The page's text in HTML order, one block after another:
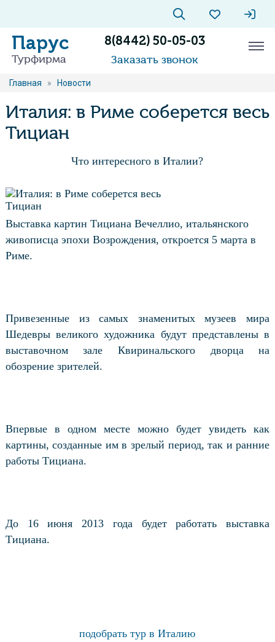
Парус
Турфирма
8(8442) 50-05-03
Заказать звонок
Главная » Новости
Италия: в Риме соберется весь
Тициан
Что интересного в Италии?
Выставка картин Тициана Вечеллио, итальянского
живописца эпохи Возрождения, откроется 5 марта в
Риме.
Привезенные из самых знаменитых музеев мира
Шедевры великого художника будут представлены в
выставочном зале Квиринальского дворца на
обозрение зрителей.
Впервые в одном месте можно будет увидеть как
картины, созданные им в зрелый период, так и ранние
работы Тициана.
До 16 июня 2013 года будет работать выставка
Тициана.
подобрать тур в Италию